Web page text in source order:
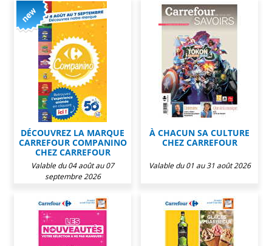
DÉCOUVREZ LA MARQUE
CARREFOUR COMPANINO
CHEZ CARREFOUR
Valable du 04 août au 07
septembre 2026
À CHACUN SA CULTURE
CHEZ CARREFOUR
Valable du 01 au 31 août 2026